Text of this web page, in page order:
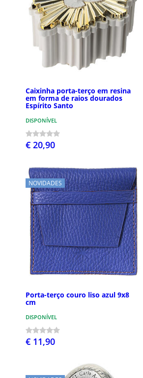
Caixinha porta-terço em resina
em forma de raios dourados
Espírito Santo
DISPONÍVEL
€ 20,90
NOVIDADES
Porta-terço couro liso azul 9x8
cm
DISPONÍVEL
€ 11,90